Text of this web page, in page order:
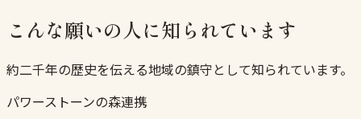
こんな願いの人に知られています
約二千年の歴史を伝える地域の鎮守として知られています。
パワーストーンの森連携